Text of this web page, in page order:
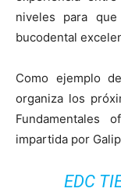
niveles para
bucodental
Como ejemplo
organiza los
Fundamentales
impartida por
EDC